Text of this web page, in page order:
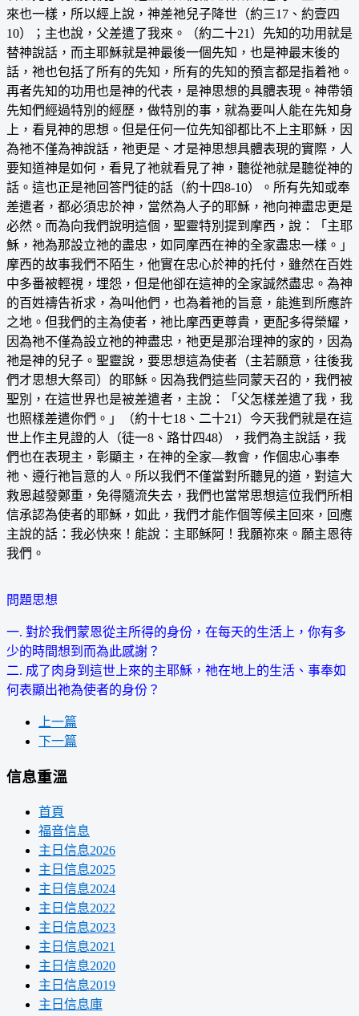
來也一樣，所以經上說，神差祂兒子降世（約三17、約壹四
10）；主也說，父差遣了我來。（約二十21）先知的功用就是
替神說話，而主耶穌就是神最後一個先知，也是神最末後的
話，祂也包括了所有的先知，所有的先知的預言都是指着祂。
再者先知的功用也是神的代表，是神思想的具體表現。神帶領
先知們經過特別的經歷，做特別的事，就為要叫人能在先知身
上，看見神的思想。但是任何一位先知卻都比不上主耶穌，因
為祂不僅為神說話，祂更是、才是神思想具體表現的實際，人
要知道神是如何，看見了祂就看見了神，聽從祂就是聽從神的
話。這也正是祂回答門徒的話（約十四8-10）。所有先知或奉
差遣者，都必須忠於神，當然為人子的耶穌，祂向神盡忠更是
必然。而為向我們說明這個，聖靈特別提到摩西，說：「主耶
穌，祂為那設立祂的盡忠，如同摩西在神的全家盡忠一樣。」
摩西的故事我們不陌生，他實在忠心於神的托付，雖然在百姓
中多番被輕視，埋怨，但是他卻在這神的全家誠然盡忠。為神
的百姓禱告祈求，為叫他們，也為着祂的旨意，能進到所應許
之地。但我們的主為使者，祂比摩西更尊貴，更配多得榮耀，
因為祂不僅為設立祂的神盡忠，祂更是那治理神的家的，因為
祂是神的兒子。聖靈說，要思想這為使者（主若願意，往後我
們才思想大祭司）的耶穌。因為我們這些同蒙天召的，我們被
聖別，在這世界也是被差遣者，主說：「父怎樣差遣了我，我
也照樣差遣你們。」（約十七18、二十21）今天我們就是在這
世上作主見證的人（徒一8、路廿四48），我們為主說話，我
們也在表現主，彰顯主，在神的全家—教會，作個忠心事奉
祂、遵行祂旨意的人。所以我們不僅當對所聽見的道，對這大
救恩越發鄭重，免得隨流失去，我們也當常思想這位我們所相
信承認為使者的耶穌，如此，我們才能作個等候主回來，回應
主說的話：我必快來！能說：主耶穌阿！我願祢來。願主恩待
我們。
問題思想
一. 對於我們蒙恩從主所得的身份，在每天的生活上，你有多
少的時間想到而為此感謝？
二. 成了肉身到這世上來的主耶穌，祂在地上的生活、事奉如
何表顯出祂為使者的身份？
上一篇
下一篇
信息重溫
首頁
福音信息
主日信息2026
主日信息2025
主日信息2024
主日信息2022
主日信息2023
主日信息2021
主日信息2020
主日信息2019
主日信息庫